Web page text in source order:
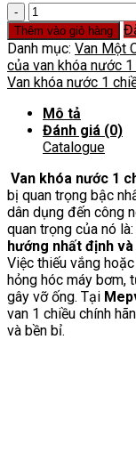
Van
Khóa
Nước
1
Chiều
số
lượng
Thêm vào giỏ hàng
Danh mục: Van Một
của van khóa nước
Van khóa nước 1
Mô tả
Đánh giá (0)
Catalogue
Van khóa nước 1
bị quan trọng bậc
dân dụng đến công
quan trọng của nó là:
hướng nhất định
Việc thiếu vắng
hỏng hóc máy bơm,
gây vỡ ống. Tại
van 1 chiều chính
và bền bỉ.